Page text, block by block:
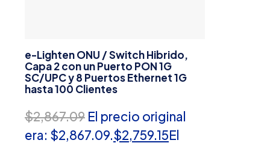
e-Lighten ONU / Switch Hibrido,
Capa 2 con un Puerto PON 1G
SC/UPC y 8 Puertos Ethernet 1G
hasta 100 Clientes
$2,867.09 El precio original
era: $2,867.09.$2,759.15El